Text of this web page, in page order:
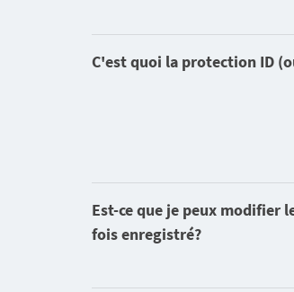
C'est quoi la protection ID
Est-ce que je peux modifier
fois enregistré?